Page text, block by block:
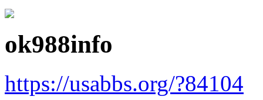
ok988info
https://usabbs.org/?84104